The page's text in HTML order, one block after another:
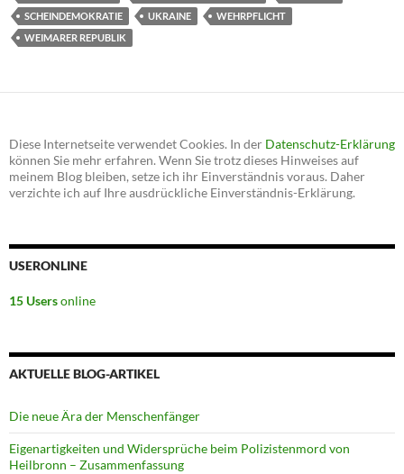
SCHEINDEMOKRATIE
UKRAINE
WEHRPFLICHT
WEIMARER REPUBLIK
Diese Internetseite verwendet Cookies. In der Datenschutz-Erklärung
können Sie mehr erfahren. Wenn Sie trotz dieses Hinweises auf
meinem Blog bleiben, setze ich ihr Einverständnis voraus. Daher
verzichte ich auf Ihre ausdrückliche Einverständnis-Erklärung.
USERONLINE
15 Usersonline
AKTUELLE BLOG-ARTIKEL
Die neue Ära der Menschenfänger
Eigenartigkeiten und Widersprüche beim Polizistenmord von
Heilbronn – Zusammenfassung